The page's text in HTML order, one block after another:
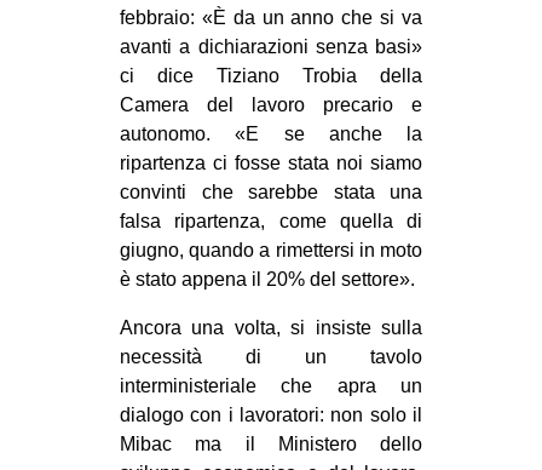
in
tw
bsky
ms
febbraio: «È da un anno che si va
avanti a dichiarazioni senza basi»
ci dice Tiziano Trobia della
Camera del lavoro precario e
autonomo. «E se anche la
ripartenza ci fosse stata noi siamo
convinti che sarebbe stata una
falsa ripartenza, come quella di
giugno, quando a rimettersi in moto
è stato appena il 20% del settore».
Ancora una volta, si insiste sulla
necessità di un tavolo
interministeriale che apra un
dialogo con i lavoratori: non solo il
Mibac ma il Ministero dello